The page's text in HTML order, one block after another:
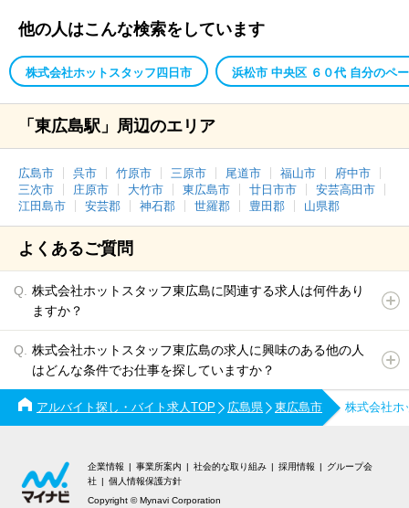
他の人はこんな検索をしています
株式会社ホットスタッフ四日市 浜松市 中央区 ６０代 自分のペ
「東広島駅」周辺のエリア
広島市 呉市 竹原市 三原市 尾道市 福山市
府中市
三次市
庄原市 大竹市 東広島市 廿日市市
安芸高田市
江田島市
安芸郡 神石郡 世羅郡 豊田郡 山県郡
よくあるご質問
株式会社ホットスタッフ東広島に関連する求人は何件あり
ますか？
株式会社ホットスタッフ東広島の求人に興味のある他の人
はどんな条件でお仕事を探していますか？
アルバイト探し・バイト求人TOP 広島県 東広島市 株式会社ホ
企業情報 事業所案内 社会的な取り組み 採用情報
グループ会
社
個人情報保護方針
Copyright © Mynavi Corporation